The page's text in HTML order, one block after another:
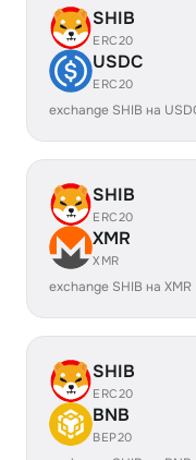
SHIB
ERC20
USDC
ERC20
exchange SHIB на
SHIB
ERC20
XMR
XMR
exchange SHIB на
SHIB
ERC20
BNB
BEP20